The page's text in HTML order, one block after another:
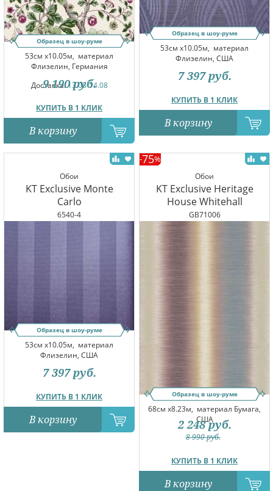
Образец в шоу-руме
53см x10.05м, материал
Флизелин, Германия
Доставка:13.08-14.08
КУПИТЬ В 1 КЛИК
9 190 руб.
В корзину
Образец в шоу-руме
53см x10.05м, материал
Флизелин, США
КУПИТЬ В 1 КЛИК
7 397 руб.
В корзину
Обои
KT Exclusive Monte
Carlo
6540-4
Образец в шоу-руме
53см x10.05м, материал
Флизелин, США
КУПИТЬ В 1 КЛИК
7 397 руб.
В корзину
Обои
KT Exclusive Heritage
House Whitehall
GB71006
-75%
Образец в шоу-руме
68см x8.23м, материал Бумага,
США
КУПИТЬ В 1 КЛИК
8 990руб.
2 248 руб.
В корзину